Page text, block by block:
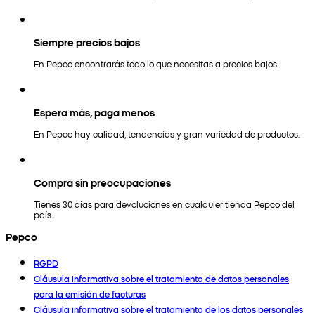
Siempre precios bajos
En Pepco encontrarás todo lo que necesitas a precios bajos.
Espera más, paga menos
En Pepco hay calidad, tendencias y gran variedad de productos.
Compra sin preocupaciones
Tienes 30 días para devoluciones en cualquier tienda Pepco del
país.
Pepco
RGPD
Cláusula informativa sobre el tratamiento de datos personales
para la emisión de facturas
Cláusula informativa sobre el tratamiento de los datos personales